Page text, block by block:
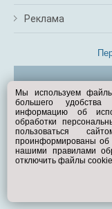
Реклама
Мы используем
большего
информацию об
обработки
пользоваться
проинформированы об
нашими правилами
отключить файлы